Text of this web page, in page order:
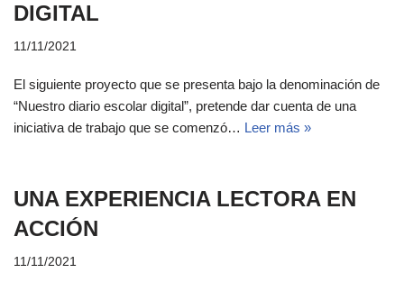
DIGITAL
11/11/2021
El siguiente proyecto que se presenta bajo la denominación de
“Nuestro diario escolar digital”, pretende dar cuenta de una
iniciativa de trabajo que se comenzó… Leer más »
UNA EXPERIENCIA LECTORA EN
ACCIÓN
11/11/2021